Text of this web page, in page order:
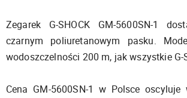
Zegarek G-SHOCK GM-5600SN-1
czarnym poliuretanowym pasku.
wodoszczelności 200 m, jak wszystkie G-
Cena GM-5600SN-1 w Polsce